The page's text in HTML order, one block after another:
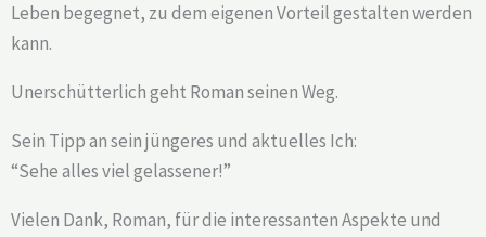
Leben begegnet, zu dem eigenen Vorteil gestalten werden
kann.
Unerschütterlich geht Roman seinen Weg.
Sein Tipp an sein jüngeres und aktuelles Ich:
“Sehe alles viel gelassener!”
Vielen Dank, Roman, für die interessanten Aspekte und